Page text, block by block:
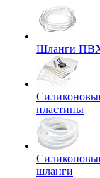
Шланги
пластины
шланги